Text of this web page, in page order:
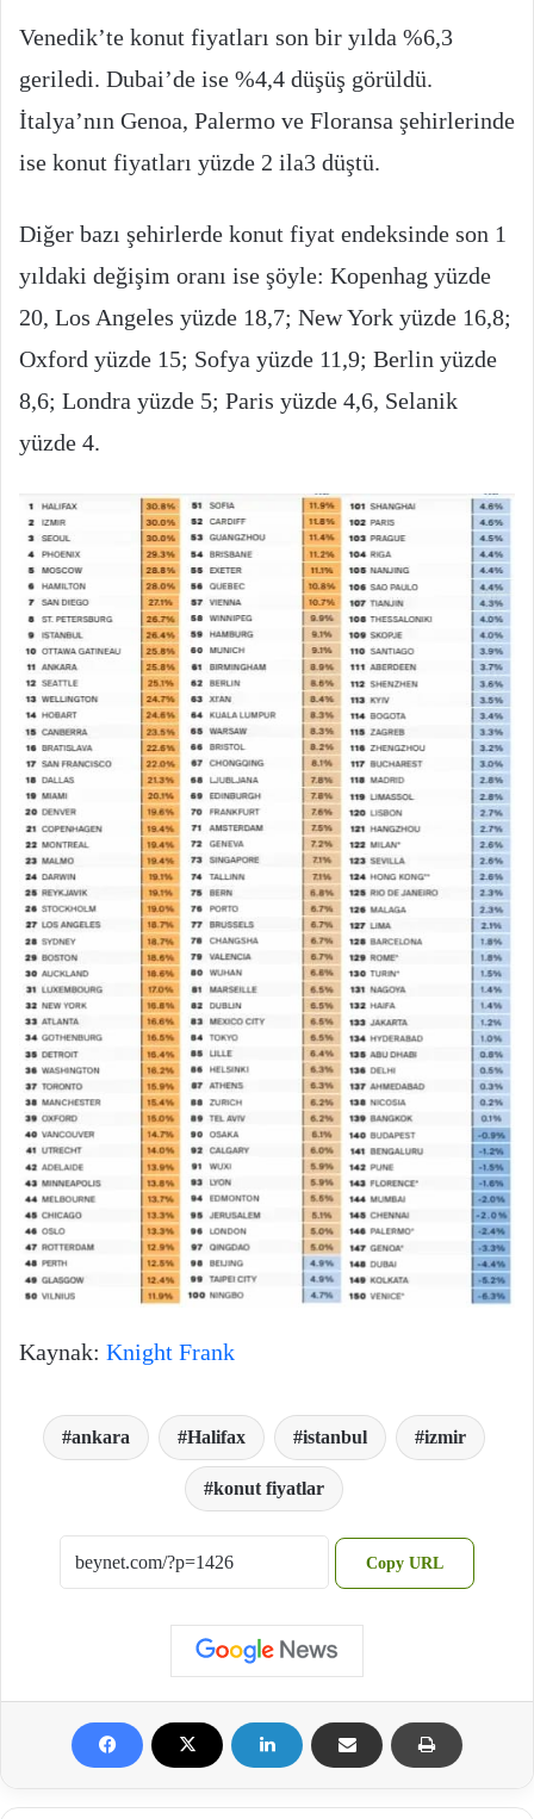
Venedik’te konut fiyatları son bir yılda %6,3
geriledi. Dubai’de ise %4,4 düşüş görüldü.
İtalya’nın Genoa, Palermo ve Floransa şehirlerinde
ise konut fiyatları yüzde 2 ila3 düştü.
Diğer bazı şehirlerde konut fiyat endeksinde son 1
yıldaki değişim oranı ise şöyle: Kopenhag yüzde
20, Los Angeles yüzde 18,7; New York yüzde 16,8;
Oxford yüzde 15; Sofya yüzde 11,9; Berlin yüzde
8,6; Londra yüzde 5; Paris yüzde 4,6, Selanik
yüzde 4.
Kaynak: Knight Frank
ankara Halifax istanbul izmir
konut fiyatlar
Copy URL